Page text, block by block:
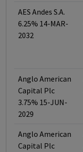
AES Andes S.A.
6.25% 14-MAR-
2032
Anglo American
Capital Plc
3.75% 15-JUN-
2029
Anglo American
Capital Plc